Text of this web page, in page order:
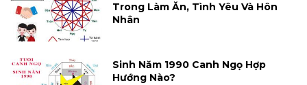
Trong Làm Ăn, Tình Yêu Và Hôn
Nhân
Sinh Năm 1990 Canh Ngọ Hợp
Hướng Nào?